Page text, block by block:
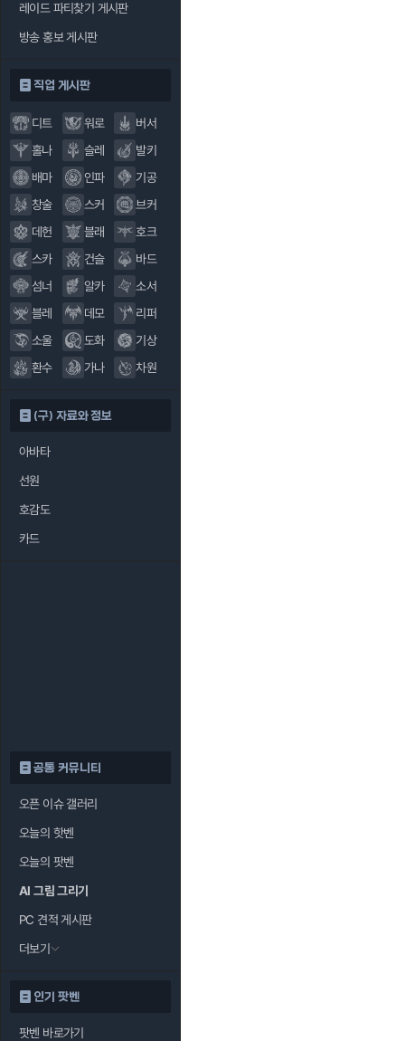
레이드 파티찾기 게시판
방송 홍보 게시판
직업 게시판
디트 워로
버서
홀나
슬레
발키
배마
인파
기공
창술
스커
브커
데헌
블래
호크
스카
건슬
바드
섬너
알카
소서
블레
데모
리퍼
소울
도화
기상
환수
가나 차원
(구) 자료와 정보
아바타
선원
호감도
카드
공통 커뮤니티
오픈 이슈 갤러리
오늘의 핫벤
오늘의 팟벤
AI 그림 그리기
PC 견적 게시판
더보기
인기 팟벤
팟벤 바로가기